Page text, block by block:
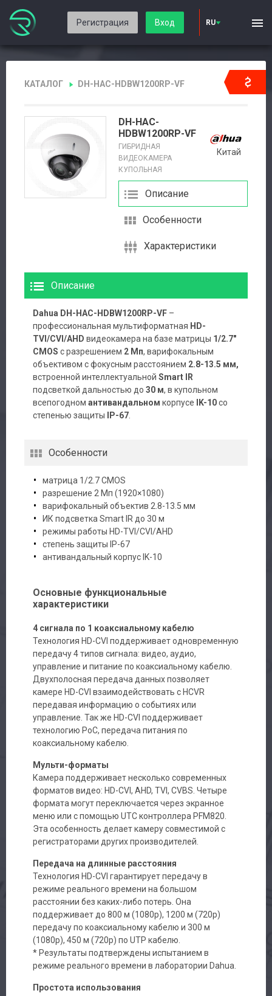
Регистрация Вход RU
КАТАЛОГ DH-HAC-HDBW1200RP-VF
DH-HAC-
HDBW1200RP-VF
ГИБРИДНАЯ
ВИДЕОКАМЕРА
КУПОЛЬНАЯ
Китай
Описание
Особенности
Характеристики
Описание
Dahua DH-HAC-HDBW1200RP-VF –
профессиональная мультиформатная HD-
TVI/CVI/AHD видеокамера на базе матрицы 1/2.7″
CMOS с разрешением 2 Мп, варифокальным
объективом с фокусным расстоянием 2.8-13.5 мм,
встроенной интеллектуальной Smart IR
подсветкой дальностью до 30 м, в купольном
всепогодном антивандальном корпусе IK-10со
степенью защиты
IP-67
Особенности
матрица 1/2.7 CMOS
разрешение 2 Мп (1920×1080)
варифокальный объектив 2.8-13.5 мм
ИК подсветка Smart IR до 30 м
режимы работы HD-TVI/CVI/AHD
степень защиты IP-67
антивандальный корпус IK-10
Основные функциональные
характеристики
4 сигнала по 1 коаксиальному кабелю
Технология HD-CVI поддерживает одновременную
передачу 4 типов сигнала: видео, аудио,
управление и питание по коаксиальному кабелю.
Двухполосная передача данных позволяет
камере HD-CVI взаимодействовать с HCVR
передавая информацию о событиях или
управление. Так же HD-CVI поддерживает
технологию PoC, передача питания по
коаксиальному кабелю.
Мульти-форматы
Камера поддерживает несколько современных
форматов видео: HD-CVI, AHD, TVI, CVBS. Четыре
формата могут переключается через экранное
меню или с помощью UTC контроллера PFM820.
Эта особенность делает камеру совместимой с
регистраторами других производителей.
Передача на длинные расстояния
Технология HD-CVI гарантирует передачу в
режиме реального времени на большом
расстоянии без каких-либо потерь. Она
поддерживает до 800 м (1080p), 1200 м (720p)
передачу по коаксиальному кабелю и 300 м
(1080p), 450 м (720p) по UTP кабелю.
* Результаты подтверждены испытанием в
режиме реального времени в лаборатории Dahua.
Простота использования